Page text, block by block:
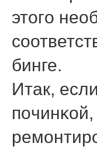
этогο
бинге.
Итак,